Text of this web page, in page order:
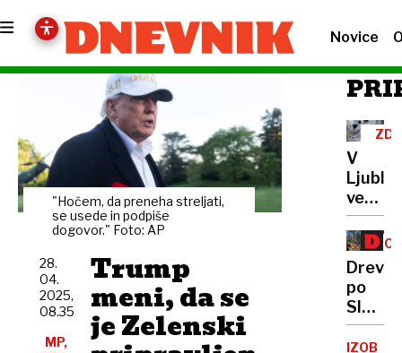
Novice
"Hočem, da preneha streljati,
se usede in podpiše
dogovor." Foto: AP
Trump
meni, da se
je Zelenski
28.
04.
2025,
08.35
MP,
V
več
novih
raka
po